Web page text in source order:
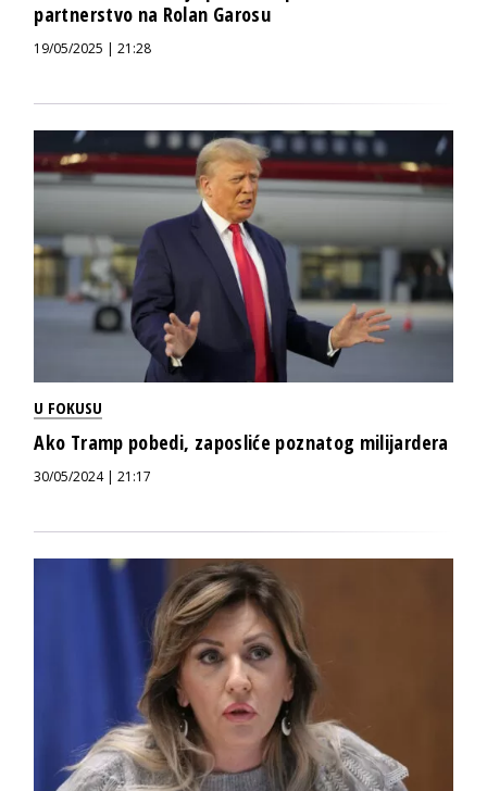
partnerstvo na Rolan Garosu
19/05/2025 | 21:28
U FOKUSU
Ako Tramp pobedi, zaposliće poznatog milijardera
30/05/2024 | 21:17